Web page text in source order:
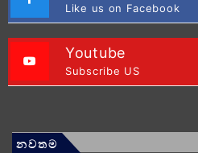
Like us on Facebook
Youtube
Subscribe US
නවතම